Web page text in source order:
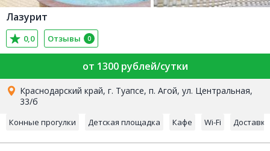
Лазурит
0,0 Отзывы 0
от 1300 рублей/сутки
Краснодарский край, г. Туапсе, п. Агой, ул. Центральная,
33/б
Конные прогулки Детская площадка Кафе Wi-Fi